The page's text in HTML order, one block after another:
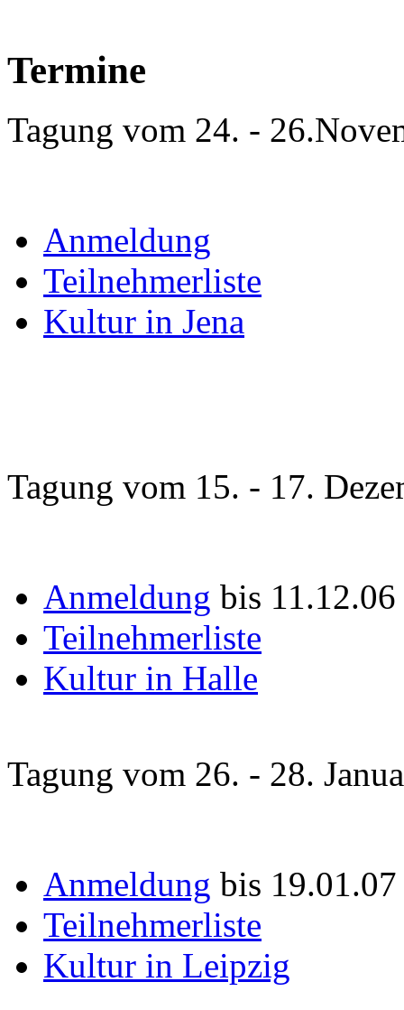
Termine
Tagung vom 24. -
Anmeldung
Teilnehmerliste
Kultur in Jena
Tagung vom 15. - 17.
Anmeldung bis
Teilnehmerliste
Kultur in Halle
Tagung vom 26. - 28.
Anmeldung bis
Teilnehmerliste
Kultur in Leipzig